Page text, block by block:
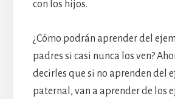
con los hijos.
¿Cómo podrán aprender del
padres si casi nunca los ven?
decirles que si no aprenden del
paternal, van a aprender de los